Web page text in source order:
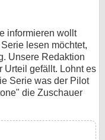
informieren wollt
lesen möchtet,
Unsere Redaktion
Urteil gefällt. Lohnt es
Serie was der Pilot
die Zuschauer